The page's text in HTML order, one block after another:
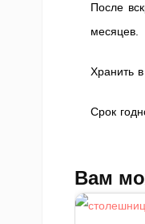
После
месяцев.
Хранить
Срок
Вам